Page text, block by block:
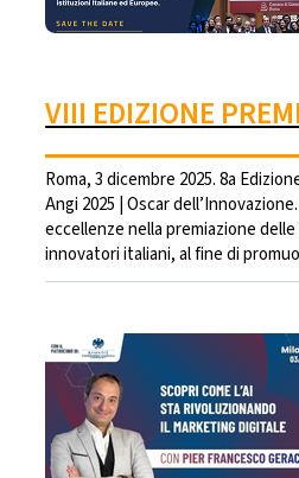
VIII EDIZIONE
Roma, 3 dicembre 2025. 8a
Angi 2025 | Oscar
eccellenze nella premiazione
innovatori italiani, al fine di